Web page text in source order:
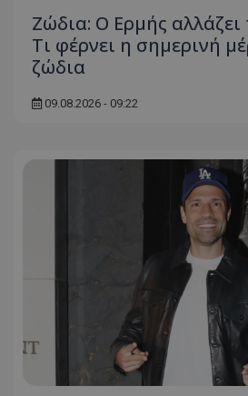
Ζώδια: Ο Ερμής αλλάζει
Τι φέρνει η σημερινή
ζώδια
09.08.2026 - 09:22